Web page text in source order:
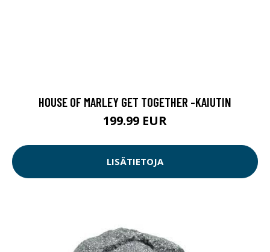
HOUSE OF MARLEY GET TOGETHER -KAIUTIN
199.99 EUR
LISÄTIETOJA